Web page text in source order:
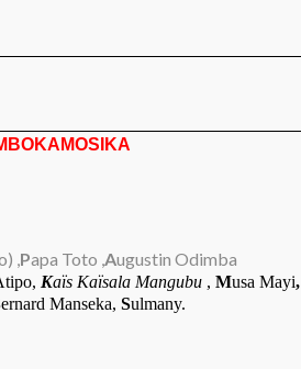
,Papa Toto ,Augustin Odimba
Kaïs Kaïsala Mangubu, Musa Mayi,
ernard Manseka, Sulmany.